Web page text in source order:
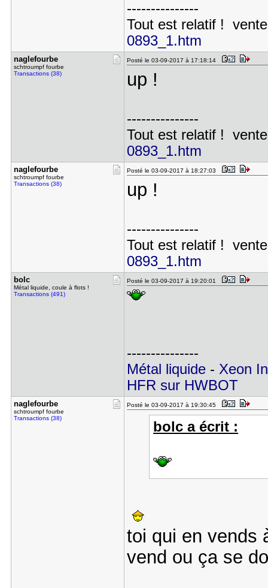
---------------
Tout est relatif !
0893_1.htm
naglefourb​e
schtroumpf fourbe
Transactions (38)
Posté le 03-09-2017 à 17:18:14
up !
---------------
Tout est relatif !
0893_1.htm
naglefourb​e
schtroumpf fourbe
Transactions (38)
Posté le 03-09-2017 à 18:27:03
up !
---------------
Tout est relatif !
0893_1.htm
bolc
Métal liquide, coule à flots !
Transactions (491)
Posté le 03-09-2017 à 19:20:01
---------------
Métal liquide- Xeon
HFR sur HWBOT
naglefourb​e
schtroumpf fourbe
Transactions (38)
Posté le 03-09-2017 à 19:30:45
bolc a écrit :
toi qui en vends
vend ou ça se